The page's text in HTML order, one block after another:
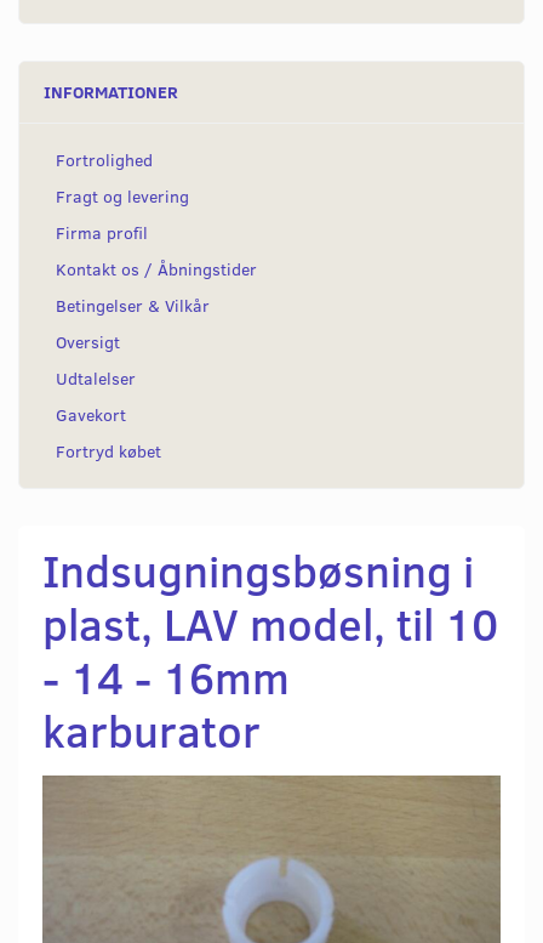
INFORMATIONER
Fortrolighed
Fragt og levering
Firma profil
Kontakt os / Åbningstider
Betingelser & Vilkår
Oversigt
Udtalelser
Gavekort
Fortryd købet
Indsugningsbøsning i
plast, LAV model, til 10
- 14 - 16mm
karburator